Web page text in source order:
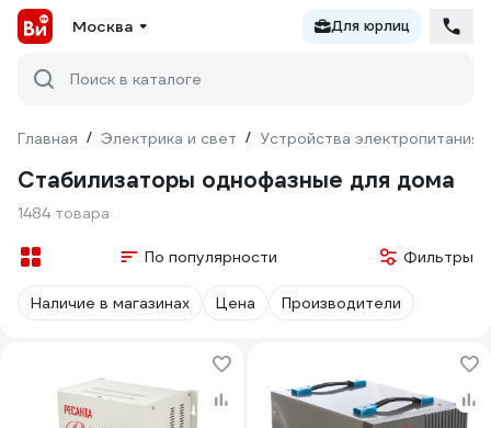
Москва Для юрлиц
Поиск в каталоге
Главная / Электрика и свет / Устройства электропитания
Стабилизаторы однофазные для дома
1484 товара
По популярности Фильтры
Наличие в магазинах Цена Производители